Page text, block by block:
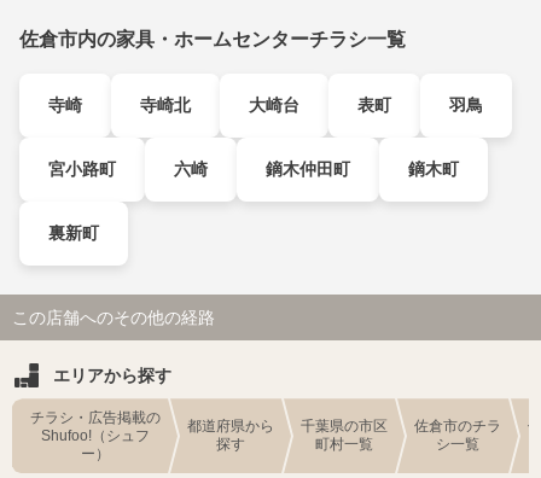
佐倉市内の家具・ホームセンターチラシ一覧
寺崎 寺崎北 大崎台 表町 羽鳥
宮小路町 六崎 鏑木仲田町 鏑木町
裏新町
この店舗へのその他の経路
エリアから探す
チラシ・広告掲載の
Shufoo!（シュフ
ー）
都道府県から
探す
千葉県の市区
町村一覧
佐倉市のチラ
シ一覧